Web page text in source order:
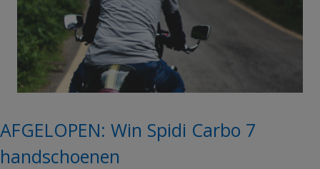
AFGELOPEN: Win Spidi Carbo 7
handschoenen